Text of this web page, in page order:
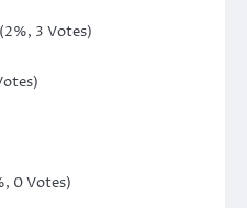
(2%, 3 Votes)
0 Votes)